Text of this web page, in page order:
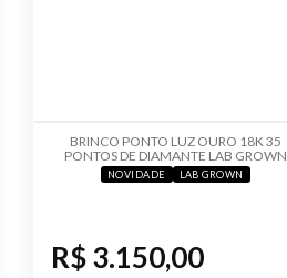
BRINCO PONTO LUZ OURO 18K 35
PONTOS DE DIAMANTE LAB GROWN
NOVIDADE LAB GROWN
R$ 3.150,00